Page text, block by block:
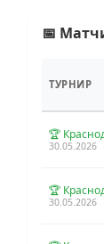
📅
ТУРНИР
🏆
30.05.2026
🏆
30.05.2026